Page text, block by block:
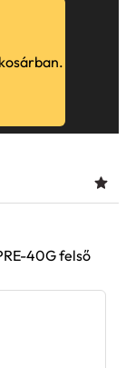
40G felső